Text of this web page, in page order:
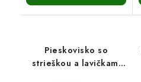
Pieskovisko so
strieškou a lavičkami